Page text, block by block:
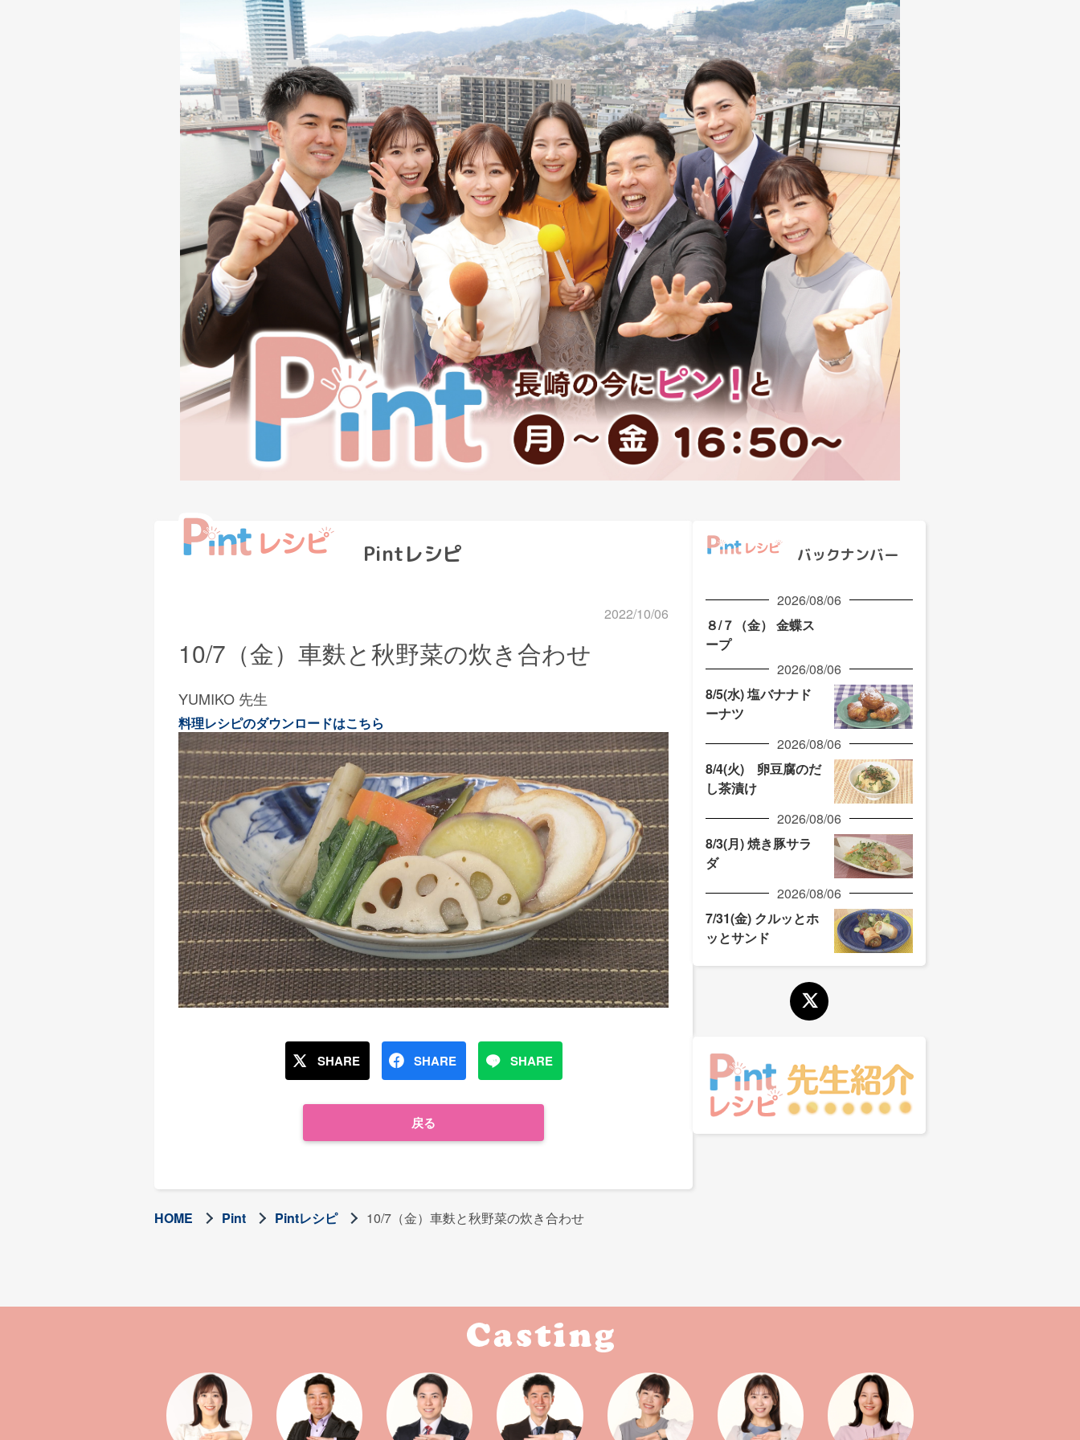
Pintレシピ
2022/10/06
10/7（金）車麩と秋野菜の炊き合わせ
YUMIKO 先生
料理レシピのダウンロードはこちら
SHARE SHARE SHARE
戻る
バックナンバー
2026/08/06
８/７（金） 金蝶ス
ープ
2026/08/06
8/5(水) 塩バナナド
ーナツ
2026/08/06
8/4(火) 卵豆腐のだ
し茶漬け
2026/08/06
8/3(月) 焼き豚サラ
ダ
2026/08/06
7/31(金) クルッとホ
ッとサンド
HOME Pint Pintレシピ 10/7（金）車麩と秋野菜の炊き合わせ